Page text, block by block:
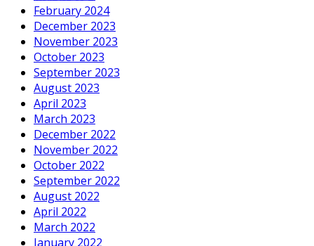
February 2024
December 2023
November 2023
October 2023
September 2023
August 2023
April 2023
March 2023
December 2022
November 2022
October 2022
September 2022
August 2022
April 2022
March 2022
January 2022